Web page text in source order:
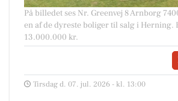
På billedet ses Nr. Greenvej 8 Arnborg
en af de dyreste boliger til salg i Herning.
13.000.000 kr.
Tirsdag d. 07. jul. 2026 - kl. 13:00